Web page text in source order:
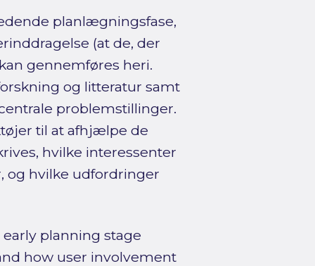
planlægningsfase,
(at de, der
gennemføres heri.
og litteratur samt
problemstillinger.
til at afhjælpe de
hvilke interessenter
hvilke udfordringer
planning stage
how user involvement